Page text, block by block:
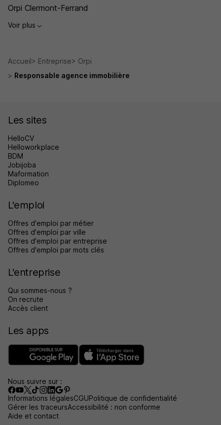
Orpi Clermont-Ferrand
Voir plus
Accueil Entreprise
Orpi
Responsable agence immobilière
Les sites
HelloCV
Helloworkplace
BDM
Jobijoba
Maformation
Diplomeo
L'emploi
Offres d'emploi par métier
Offres d'emploi par ville
Offres d'emploi par entreprise
Offres d'emploi par mots clés
L'entreprise
Qui sommes-nous ?
On recrute
Accès client
Les apps
Nous suivre sur :
Informations légalesCGUPolitique de confidentialité
Gérer les traceursAccessibilité : non conforme
Aide et contact